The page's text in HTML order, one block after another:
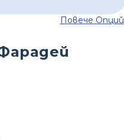
Повече Опций